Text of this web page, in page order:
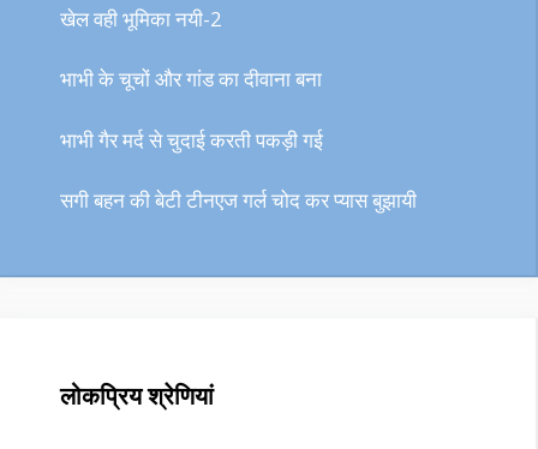
खेल वही भूमिका नयी-2
भाभी के चूचों और गांड का दीवाना बना
भाभी गैर मर्द से चुदाई करती पकड़ी गई
सगी बहन की बेटी टीनएज गर्ल चोद कर प्यास बुझायी
लोकप्रिय श्रेणियां